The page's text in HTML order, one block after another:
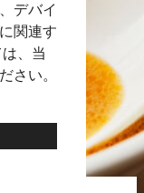
デバイ
関連す
、当
さい。